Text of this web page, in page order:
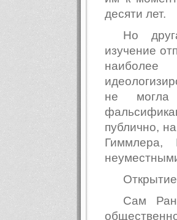
десяти лет.
Но
изучение
не могла
публично,
Гиммлера,
Сам Ран